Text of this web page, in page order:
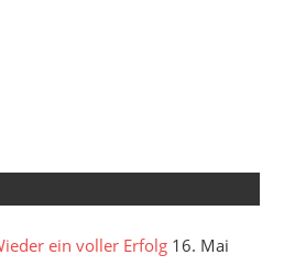
ein voller Erfolg 16. Mai